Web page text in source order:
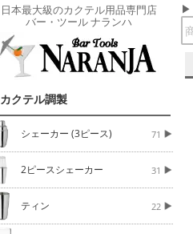
日本最大級のカクテル用品専門店
バー・ツール ナランハ
カクテル調製
シェーカー (3ピース) 71
2ピースシェーカー 31
ティン 22